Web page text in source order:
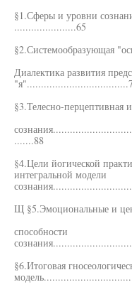
§1.Сферы и уровни
......................65
§2.Системообразующая
Диалектика развития
§3.Телесно-перцептивная
.......88
§4.Цели йогической
интегральной модели
Щ §5.Эмоциональные и
способности
§6.Итоговая